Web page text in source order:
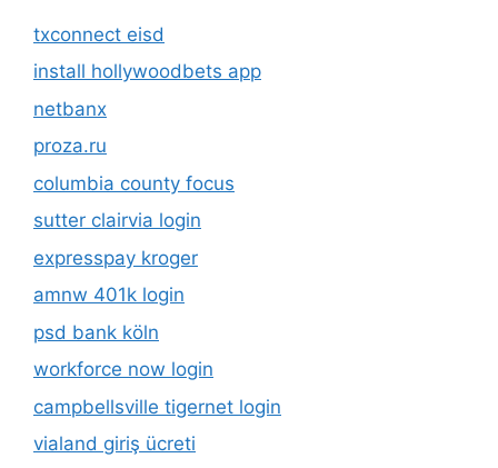
txconnect eisd
install hollywoodbets app
netbanx
proza.ru
columbia county focus
sutter clairvia login
expresspay kroger
amnw 401k login
psd bank köln
workforce now login
campbellsville tigernet login
vialand giriş ücreti